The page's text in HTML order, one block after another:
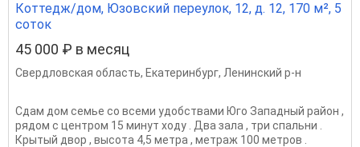
Коттедж/дом, Юзовский переулок, 12, д. 12, 170 м², 5
соток
45 000 ₽ в месяц
Свердловская область, Екатеринбург, Ленинский р-н
Сдам дом семье со всеми удобствами Юго Западный район ,
рядом с центром 15 минут ходу . Два зала , три спальни .
Крытый двор , высота 4,5 метра , метраж 100 метров .